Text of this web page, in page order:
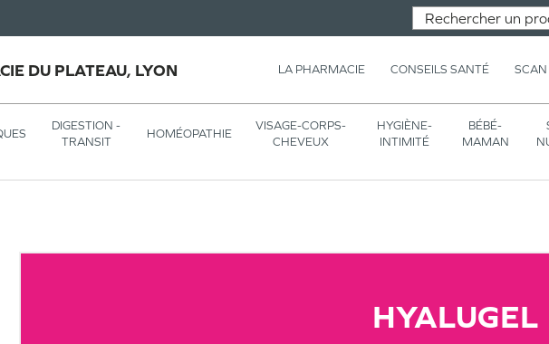
DU PLATEAU, LYON LA PHARMACIE CONSEILS SANTÉ SCAN
DIGESTION -
TRANSIT
HOMÉOPATHIE
VISAGE-CORPS-
CHEVEUX
HYGIÈNE-
INTIMITÉ
BÉBÉ-
MAMAN
HYALUGEL